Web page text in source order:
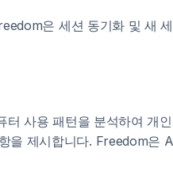
은 세션 동기화 및 새
사용 패턴을 분석하여 개
을 제시합니다. Freedom은